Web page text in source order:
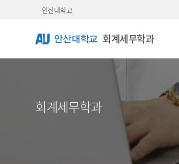
Skip Menu
안산대학교
회계세무학과
회계세무학과